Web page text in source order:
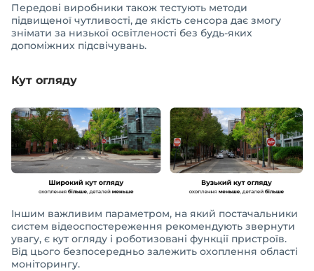
Передові виробники також тестують методи
підвищеної чутливості, де якість сенсора дає змогу
знімати за низької освітленості без будь-яких
допоміжних підсвічувань.
Кут огляду
Іншим важливим параметром, на який постачальники
систем відеоспостереження рекомендують звернути
увагу, є кут огляду і роботизовані функції пристроїв.
Від цього безпосередньо залежить охоплення області
моніторингу.